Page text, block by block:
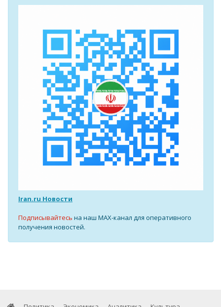
Iran.ru Новости
Подписывайтесь на наш MAX-канал для оперативного
получения новостей.